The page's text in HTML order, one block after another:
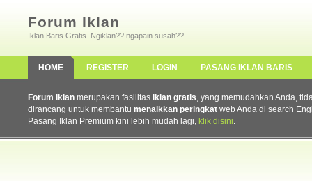
Forum Iklan
Iklan Baris Gratis. Ngiklan?? ngapain susah??
HOME REGISTER LOGIN PASANG IKLAN BARIS
Forum Iklan merupakan fasilitas iklan gratis, yang memudahkan Anda,
dirancang untuk membantu menaikkan peringkat web Anda di search
Pasang Iklan Premium kini lebih mudah lagi, klik disini.